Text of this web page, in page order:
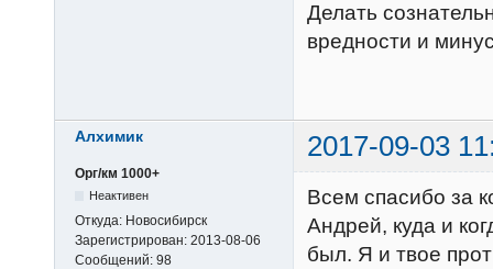
Делать
вредности и
Алхимик 2017-09-03
Орг/км 1000+
Неактивен
Откуда: Новосибирск
Зарегистрирован: 2013-08-06
Сообщений: 98
Всем спасибо за
Андрей, куда и
был. Я и твое